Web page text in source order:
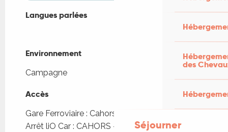
des
Séjourner
Langues parlées
Langues parlées
Environnement
Environnement
Campagne
Accès
Accès
Gare Ferroviaire : Cahors à 690m
Arrêt liO Car : CAHORS - Espace Valentré à